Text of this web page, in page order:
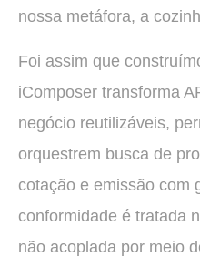
nossa metáfora, a
Foi assim que
iComposer transforma
negócio reutilizáveis,
orquestrem busca de
cotação e emissão com
conformidade é tratada
não acoplada por meio